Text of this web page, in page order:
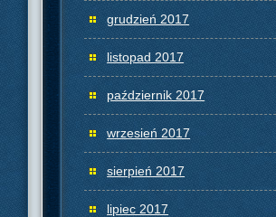
grudzień 2017
listopad 2017
październik 2017
wrzesień 2017
sierpień 2017
lipiec 2017